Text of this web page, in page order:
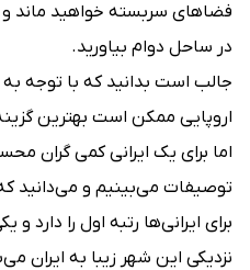
فضاهای سربسته خواهید ماند
در ساحل دوام بیاورید.
جالب است بدانید که با توجه
اروپایی ممکن است بهترین
اما برای یک ایرانی کمی گران
توصیفات می‌بینیم و می‌دانید
برای ایرانی‌ها رتبه اول را دارد
نزدیکی این شهر زیبا به ایران